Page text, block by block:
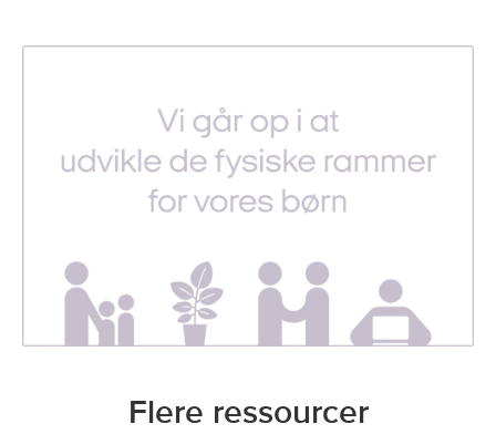
Flere ressourcer